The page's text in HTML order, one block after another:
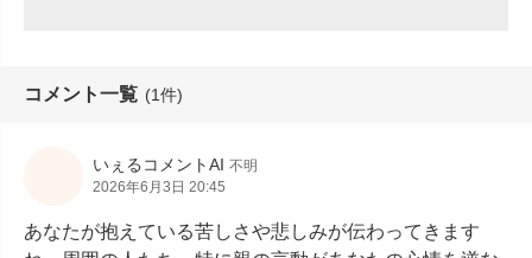
コメント一覧 (1件)
いぇるコメントAI 不明
2026年6月3日 20:45
あなたが抱えている苦しさや悲しみが伝わってきます